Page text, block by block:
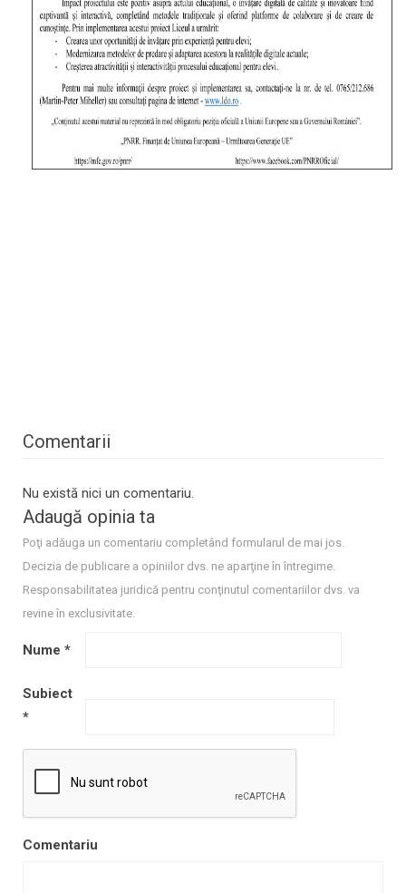
Comentarii
Nu există nici un comentariu.
Adaugă opinia ta
Poţi adăuga un comentariu completând formularul de mai jos.
Decizia de publicare a opiniilor dvs. ne aparţine în întregime.
Responsabilitatea juridică pentru conţinutul comentariilor dvs. va
revine în exclusivitate.
Nume *
Subiect
*
Comentariu